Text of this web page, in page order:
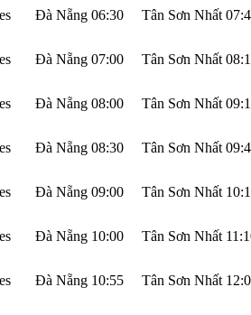
Đà Nẵng 06:30 Tân Sơn Nhất
Đà Nẵng 07:00 Tân Sơn Nhất
Đà Nẵng 08:00 Tân Sơn Nhất
Đà Nẵng 08:30 Tân Sơn Nhất
Đà Nẵng 09:00 Tân Sơn Nhất
Đà Nẵng 10:00 Tân Sơn Nhất
Đà Nẵng 10:55 Tân Sơn Nhất